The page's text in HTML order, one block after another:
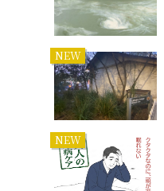
NEW
NEW